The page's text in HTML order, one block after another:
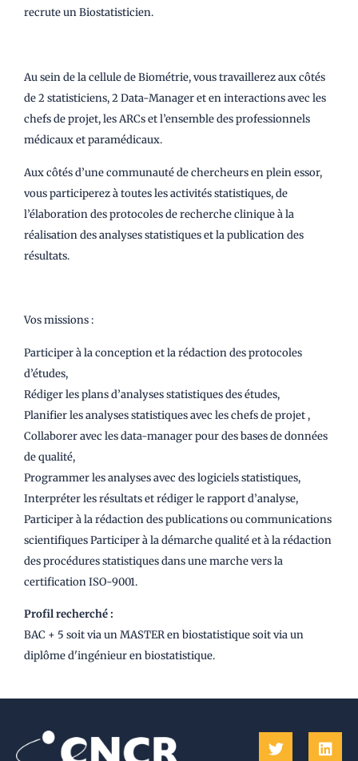
recrute un Biostatisticien.
Au sein de la cellule de Biométrie, vous travaillerez aux côtés
de 2 statisticiens, 2 Data-Manager et en interactions avec les
chefs de projet, les ARCs et l’ensemble des professionnels
médicaux et paramédicaux.
Aux côtés d’une communauté de chercheurs en plein essor,
vous participerez à toutes les activités statistiques, de
l’élaboration des protocoles de recherche clinique à la
réalisation des analyses statistiques et la publication des
résultats.
Vos missions :
Participer à la conception et la rédaction des protocoles
d’études,
Rédiger les plans d’analyses statistiques des études,
Planifier les analyses statistiques avec les chefs de projet ,
Collaborer avec les data-manager pour des bases de données
de qualité,
Programmer les analyses avec des logiciels statistiques,
Interpréter les résultats et rédiger le rapport d’analyse,
Participer à la rédaction des publications ou communications
scientifiques Participer à la démarche qualité et à la rédaction
des procédures statistiques dans une marche vers la
certification ISO-9001.
Profil recherché :
BAC + 5 soit via un MASTER en biostatistique soit via un
diplôme d'ingénieur en biostatistique.